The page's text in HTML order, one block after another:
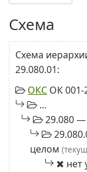
Схема
Схема
29.080.01:
ОКС ОК
...
29.080 —
целом
нет